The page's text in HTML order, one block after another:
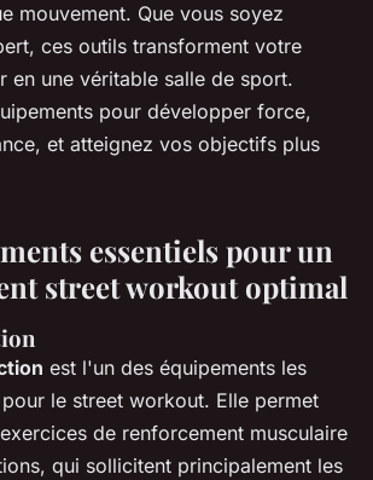
• 8 min de lecture
mouvement. Que vous soyez
ces outils transforment votre
en une véritable salle de sport.
pour développer force,
et atteignez vos objectifs plus
essentiels pour un
street workout optimal
est l'un des équipements les
le street workout. Elle permet
de renforcement musculaire
qui sollicitent principalement les